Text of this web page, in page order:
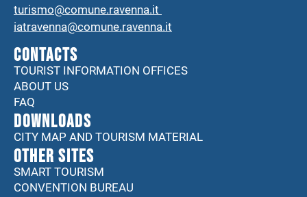
turismo@comune.ravenna.it
iatravenna@comune.ravenna.it
CONTACTS
TOURIST INFORMATION OFFICES
ABOUT US
FAQ
DOWNLOADS
CITY MAP AND TOURISM MATERIAL
Other sites
SMART TOURISM
CONVENTION BUREAU